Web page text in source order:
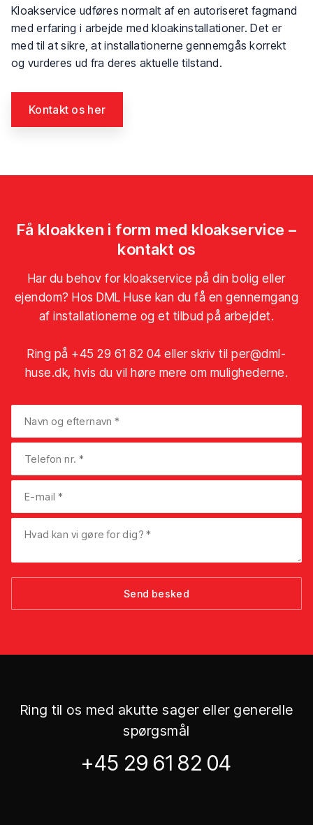
Kloakservice udføres normalt af en autoriseret fagmand
med erfaring i arbejde med kloakinstallationer. Det er
med til at sikre, at installationerne gennemgås korrekt
og vurderes ud fra deres aktuelle tilstand.
Kontakt os her​
Få kloakken i form med kloakservice –
kontakt os
Har du behov for kloakservice på din bolig eller
ejendom? Hos DML Huse kan du få en gennemgang
af installationerne og et tilbud på arbejdet.
Ring på +45 29 61 82 04 eller skriv til per@dml-
huse.dk, hvis du vil høre mere om mulighederne.
Ring til os med akutte sager eller generelle
spørgsmål
+45 29 61 82 04